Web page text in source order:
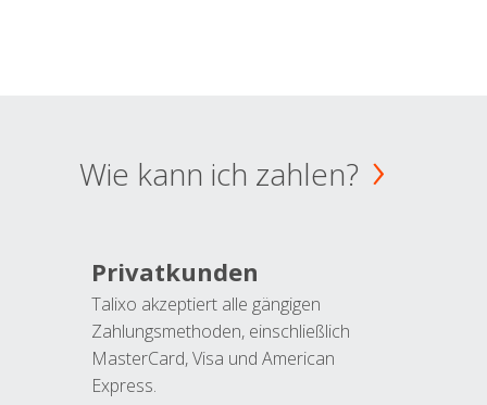
Wie kann ich zahlen?
Privatkunden
Talixo akzeptiert alle gängigen
Zahlungsmethoden, einschließlich
MasterCard, Visa und American
Express.